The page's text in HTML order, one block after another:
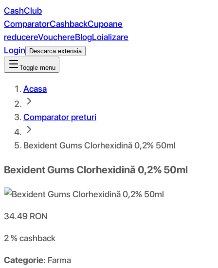
CashClub
ComparatorCashbackCupoane
reducereVouchereBlogLoializare
Login
Descarca extensia
Toggle menu
Acasa
Comparator preturi
Bexident Gums Clorhexidină 0,2% 50ml
Bexident Gums Clorhexidină 0,2% 50ml
34.49 RON
2 %cashback
Categorie: Farma